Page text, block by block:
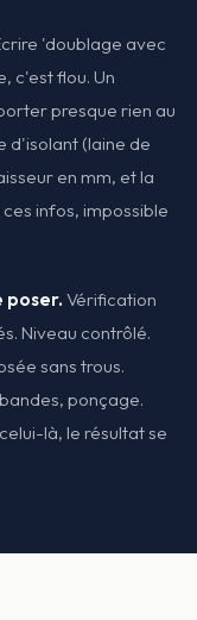
'doublage avec
c'est flou. Un
presque rien au
d'isolant (laine de
en mm, et la
ces infos, impossible
poser. Vérification
Niveau contrôlé.
sans trous.
ponçage.
là, le résultat se